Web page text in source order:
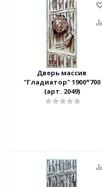
Дверь массив
"Гладиатор" 1900*700
(арт. 2049)